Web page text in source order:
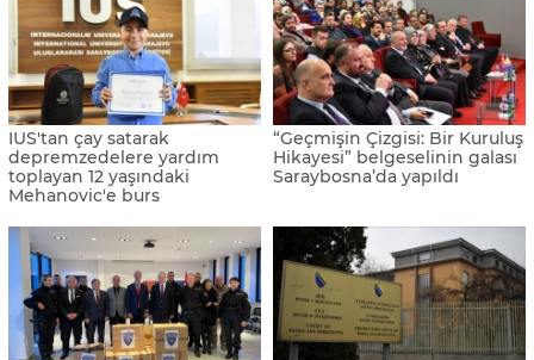
IUS'tan çay satarak
depremzedelere yardım
toplayan 12 yaşındaki
Mehanovic'e burs
“Geçmişin Çizgisi: Bir Kuruluş
Hikayesi” belgeselinin galası
Saraybosna’da yapıldı